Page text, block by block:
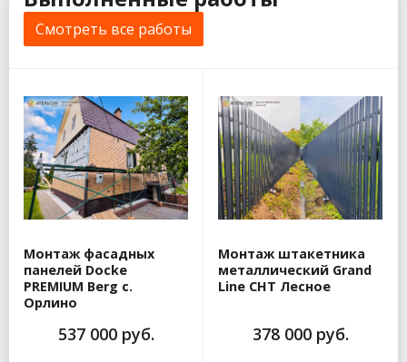
Смотреть все работы
Монтаж фасадных
панелей Docke
PREMIUM Berg с.
Орлино
537 000 руб.
Монтаж штакетника
металлический Grand
Line СНТ Лесное
378 000 руб.